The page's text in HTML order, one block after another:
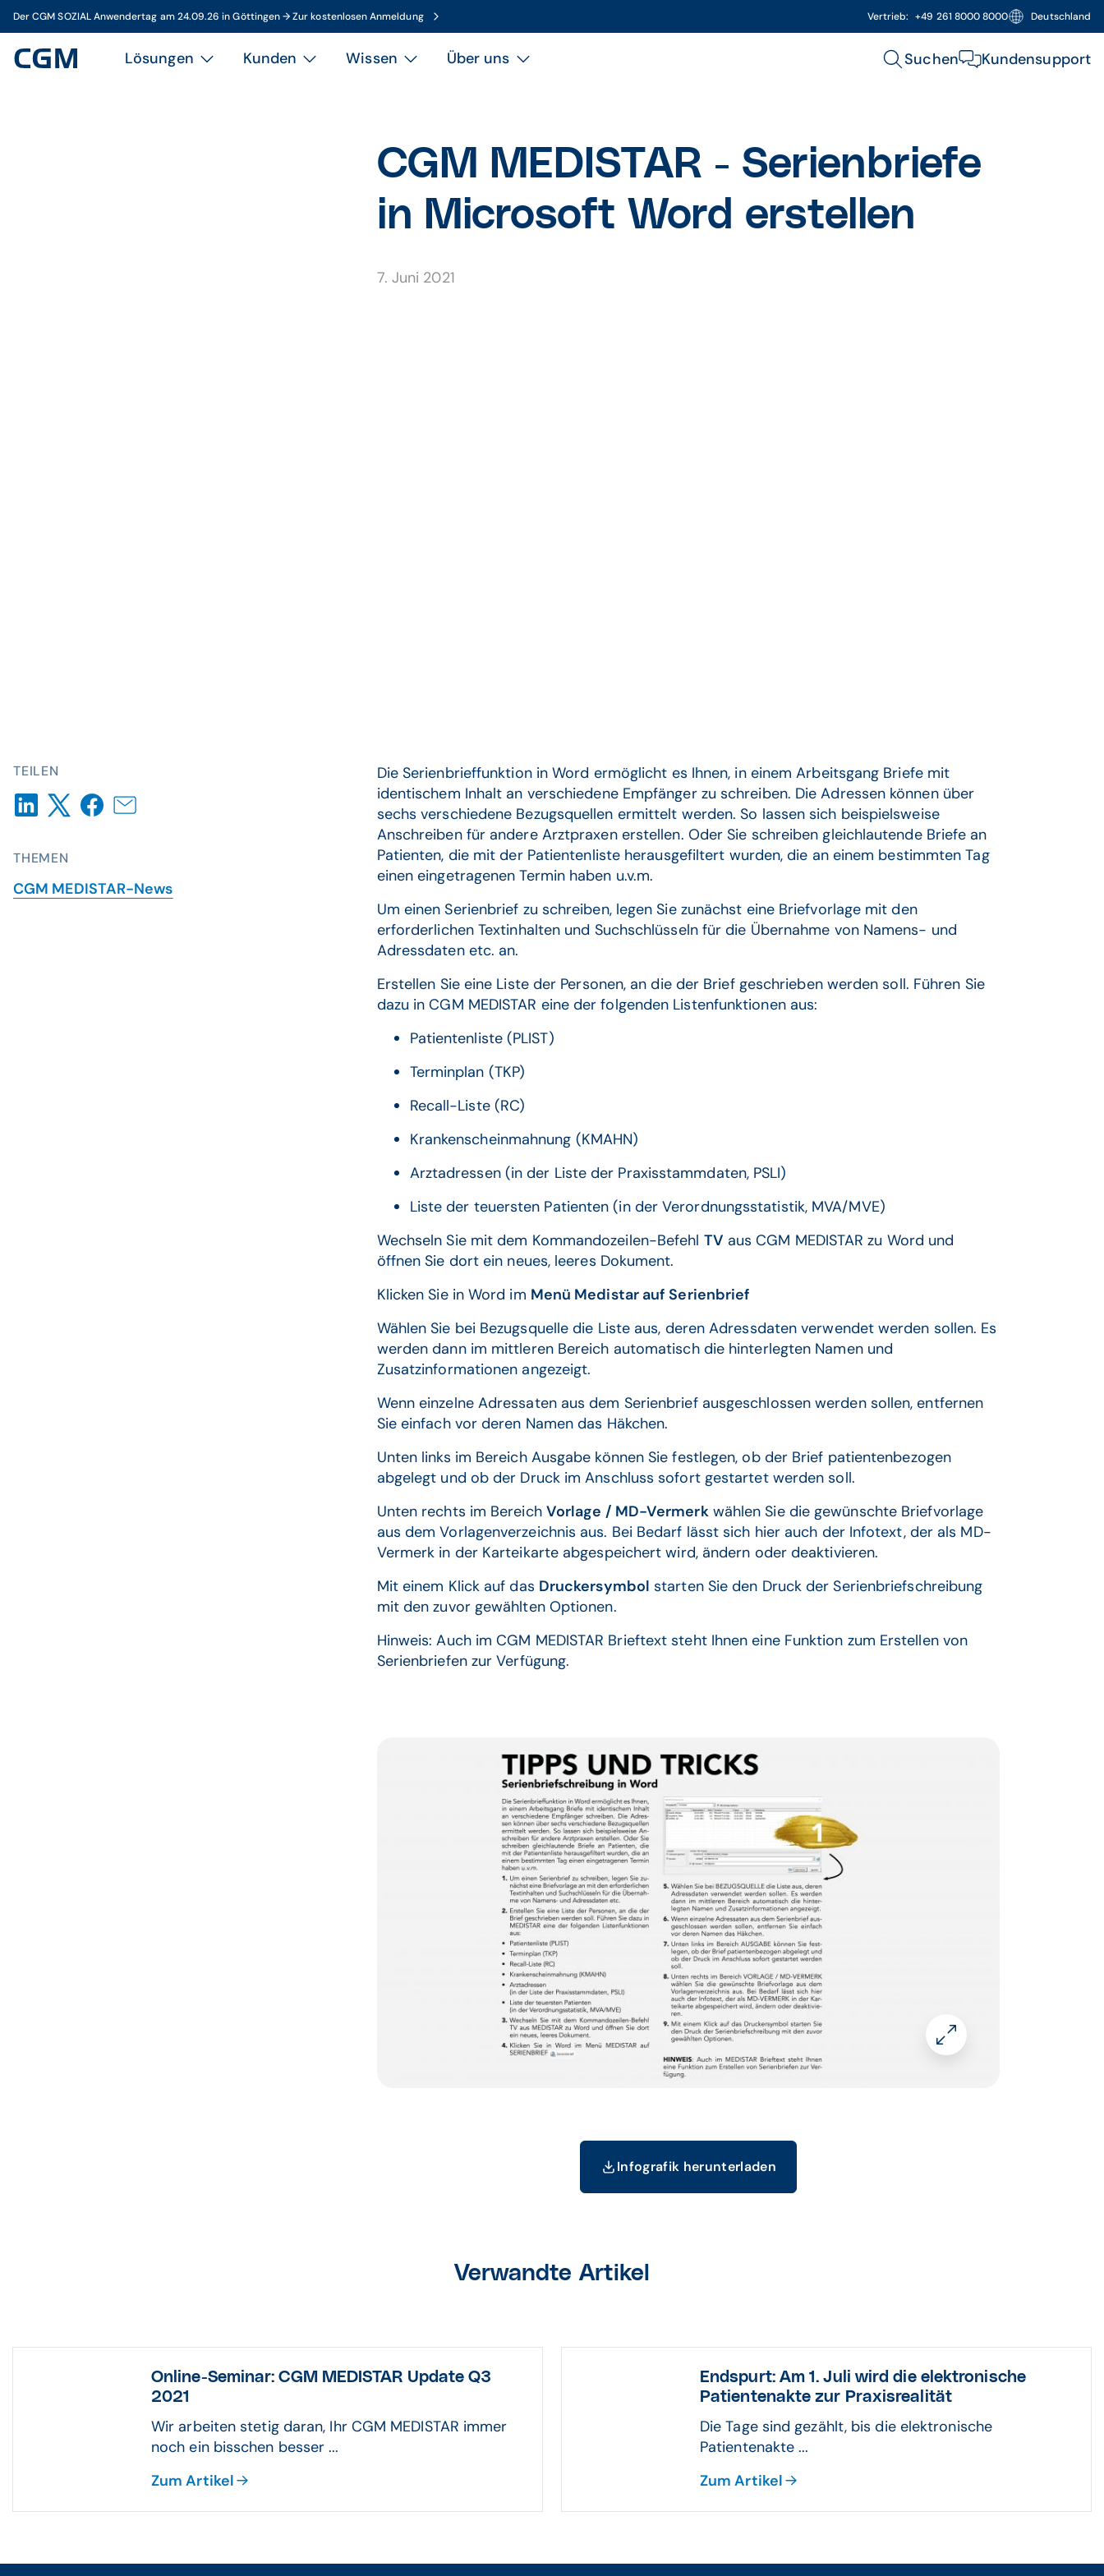
Der CGM SOZIAL Anwendertag am 24.09.26 in Göttingen → Zur kostenlosen Anmeldung Vertrieb: +49 261 8000 8000 Deutschland
Lösungen Kunden Wissen Über uns Suchen Kundensupport
CGM MEDISTAR - Serienbriefe
in Microsoft Word erstellen
7. Juni 2021
TEILEN
THEMEN
CGM MEDISTAR-News
Die Serienbrieffunktion in Word ermöglicht es Ihnen, in einem Arbeitsgang Briefe mit
identischem Inhalt an verschiedene Empfänger zu schreiben. Die Adressen können über
sechs verschiedene Bezugsquellen ermittelt werden. So lassen sich beispielsweise
Anschreiben für andere Arztpraxen erstellen. Oder Sie schreiben gleichlautende Briefe an
Patienten, die mit der Patientenliste herausgefiltert wurden, die an einem bestimmten Tag
einen eingetragenen Termin haben u.v.m.
Um einen Serienbrief zu schreiben, legen Sie zunächst eine Briefvorlage mit den
erforderlichen Textinhalten und Suchschlüsseln für die Übernahme von Namens- und
Adressdaten etc. an.
Erstellen Sie eine Liste der Personen, an die der Brief geschrieben werden soll. Führen Sie
dazu in CGM MEDISTAR eine der folgenden Listenfunktionen aus:
Patientenliste (PLIST)
Terminplan (TKP)
Recall-Liste (RC)
Krankenscheinmahnung (KMAHN)
Arztadressen (in der Liste der Praxisstammdaten, PSLI)
Liste der teuersten Patienten (in der Verordnungsstatistik, MVA/MVE)
Wechseln Sie mit dem Kommandozeilen-Befehl TV aus CGM MEDISTAR zu Word und
öffnen Sie dort ein neues, leeres Dokument.
Klicken Sie in Word im Menü Medistar auf Serienbrief
Wählen Sie bei Bezugsquelle die Liste aus, deren Adressdaten verwendet werden sollen. Es
werden dann im mittleren Bereich automatisch die hinterlegten Namen und
Zusatzinformationen angezeigt.
Wenn einzelne Adressaten aus dem Serienbrief ausgeschlossen werden sollen, entfernen
Sie einfach vor deren Namen das Häkchen.
Unten links im Bereich Ausgabe können Sie festlegen, ob der Brief patientenbezogen
abgelegt und ob der Druck im Anschluss sofort gestartet werden soll.
Unten rechts im Bereich Vorlage / MD-Vermerkwählen Sie die gewünschte Briefvorlage
aus dem Vorlagenverzeichnis aus. Bei Bedarf lässt sich hier auch der Infotext, der als MD-
Vermerk in der Karteikarte abgespeichert wird, ändern oder deaktivieren.
Mit einem Klick auf das Druckersymbol starten Sie den Druck der Serienbriefschreibung
mit den zuvor gewählten Optionen.
Hinweis: Auch im CGM MEDISTAR Brieftext steht Ihnen eine Funktion zum Erstellen von
Serienbriefen zur Verfügung.
Infografik herunterladen
Verwandte Artikel
Online-Seminar: CGM MEDISTAR Update Q3
2021
Wir arbeiten stetig daran, Ihr CGM MEDISTAR immer
noch ein bisschen besser ...
Zum Artikel
Endspurt: Am 1. Juli wird die elektronische
Patientenakte zur Praxisrealität
Die Tage sind gezählt, bis die elektronische
Patientenakte ...
Zum Artikel